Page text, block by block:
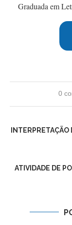
Graduada em
0
ATIVIDADE DE